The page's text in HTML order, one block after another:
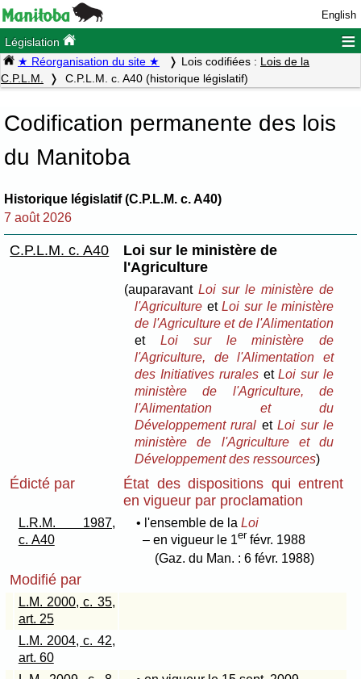
English
Législation ≡
★ Réorganisation du site ★ Lois codifiées : Lois de la
C.P.L.M.
C.P.L.M. c. A40 (historique législatif)
Codification permanente des lois
du Manitoba
Historique législatif (C.P.L.M. c. A40)
7 août 2026
C.P.L.M. c. A40
Loi sur le ministère de
l'Agriculture
(auparavantLoi sur le ministère de
l'Agriculture etLoi sur le ministère
de l'Agriculture et de l'Alimentation
et Loi sur le ministère de
l'Agriculture, de l'Alimentation et
des Initiatives ruralesetLoi sur le
ministère de l'Agriculture, de
l'Alimentation et du
Développement rural etLoi sur le
ministère de l'Agriculture et du
Développement des ressources)
Édicté par
État des dispositions qui entrent
en vigueur par proclamation
L.R.M. 1987,
c. A40
• l'ensemble de la Loi
– en vigueur le 1er févr. 1988
(Gaz. du Man. : 6 févr. 1988)
Modifié par
L.M. 2000, c. 35,
art. 25
L.M. 2004, c. 42,
art. 60